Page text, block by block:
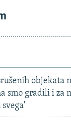
objekata
smo gradili i za